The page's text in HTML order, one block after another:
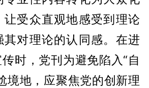
让受众直观地感受到理论
其对理论的认同感。在进
时，党刊为避免陷入“自
境地，应聚焦党的创新理